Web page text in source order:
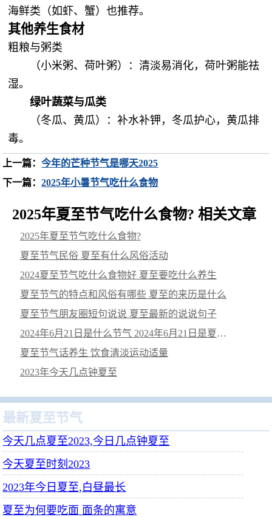
海鲜类（如虾、蟹）也推荐。
其他养生食材
‌粗粮与粥类‌
（小米粥、荷叶粥）：清淡易消化，荷叶粥能祛
湿。
‌绿叶蔬菜与瓜类‌
（冬瓜、黄瓜）：补水补钾，冬瓜护心，黄瓜排
毒。
上一篇：今年的芒种节气是哪天2025
下一篇：2025年小暑节气吃什么食物
2025年夏至节气吃什么食物? 相关文章
2025年夏至节气吃什么食物?
夏至节气民俗 夏至有什么风俗活动
2024夏至节气吃什么食物好 夏至要吃什么养生
夏至节气的特点和风俗有哪些 夏至的来历是什么
夏至节气朋友圈短句说说 夏至最新的说说句子
2024年6月21日是什么节气 2024年6月21日是夏至节气
夏至节气话养生 饮食清淡运动适量
2023年今天几点钟夏至
最新夏至节气
今天几点夏至2023,今日几点钟夏至
今天夏至时刻2023
2023年今日夏至,白昼最长
夏至为何要吃面 面条的寓意